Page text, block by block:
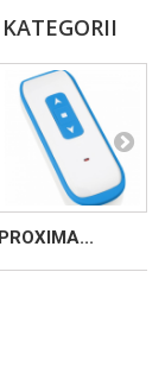
PROXIMA...